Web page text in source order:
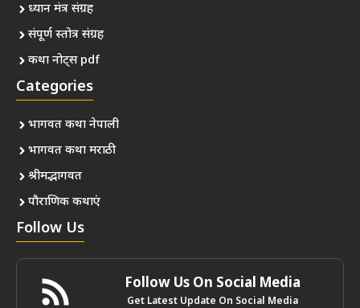
ध्यान मंत्र संग्रह
संपूर्ण स्तोत्र संग्रह
कथा नोट्स pdf
Categories
भागवत कथा नेपाली
भागवत कथा मराठी
श्रीमद्भागवत
पौराणिक कथाएं
Follow Us
Follow Us On Social Media
Get Latest Update On Social Media